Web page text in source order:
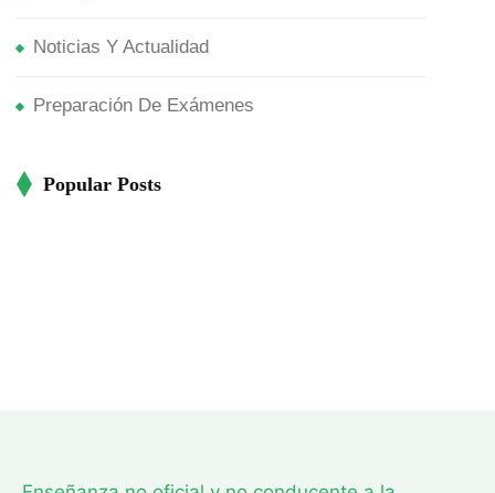
Noticias Y Actualidad
Preparación De Exámenes
Popular Posts